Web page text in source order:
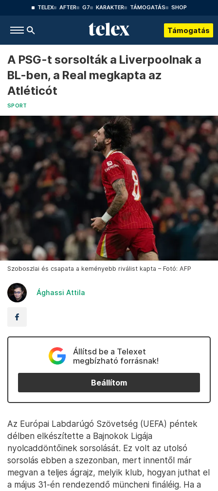
TELEX AFTER G7 KARAKTER TÁMOGATÁS SHOP
Támogatás
A PSG-t sorsolták a Liverpoolnak a
BL-ben, a Real megkapta az
Atléticót
SPORT
Szoboszlai és csapata a keményebb riválist kapta – Fotó: AFP
Ághassi Attila
Állítsd be a Telexet
megbízható forrásnak!
Beállítom
Az Európai Labdarúgó Szövetség (UEFA) péntek
délben elkészítette a Bajnokok Ligája
nyolcaddöntőinek sorsolását. Ez volt az utolsó
sorsolás ebben a szezonban, mert innentől már
megvan a teljes ágrajz, melyik klub, hogyan juthat el
a május 31-én rendezendő müncheni fináléig. Ha a